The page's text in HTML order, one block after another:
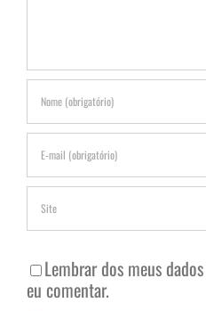
Lembrar dos meus
eu comentar.